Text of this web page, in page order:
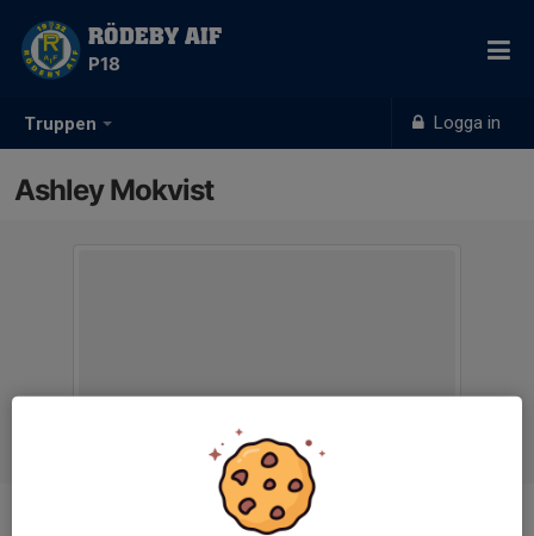
Truppen Logga in
RÖDEBY AIF
P18
Ashley Mokvist